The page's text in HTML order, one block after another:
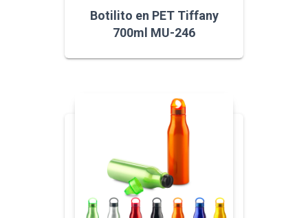
Botilito en PET Tiffany
700ml MU-246